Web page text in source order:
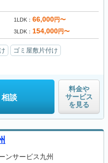
1LDK 66,000円〜
3LDK 154,000円〜
ゴミ屋敷片付け
相談
料金や
サービス
を見る
ンサービス九州